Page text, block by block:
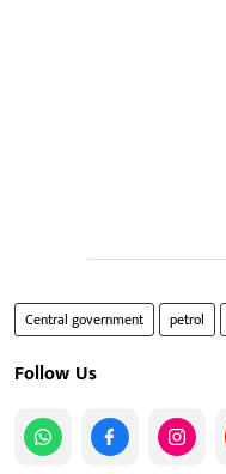
Central government petrol
Follow Us